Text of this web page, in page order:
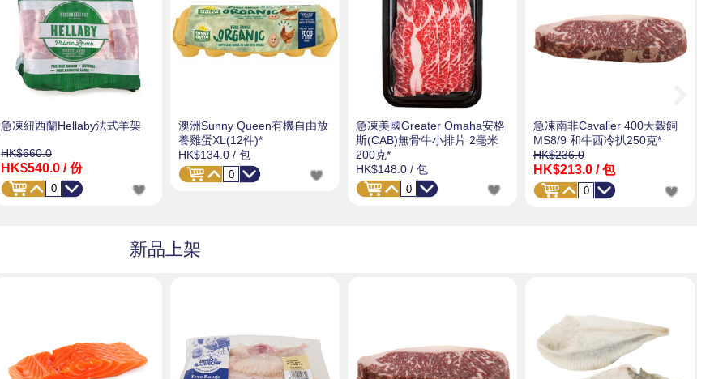
急凍紐西蘭Hellaby法式羊架
HK$660.0
HK$540.0 / 份
澳洲Sunny Queen有機自由放
養雞蛋XL(12件)*
HK$134.0 / 包
急凍美國Greater Omaha安格
斯(CAB)無骨牛小排片 2毫米
200克*
HK$148.0 / 包
急凍南非Cavalier 400天穀飼
MS8/9 和牛西冷扒250克*
HK$236.0
HK$213.0 / 包
新品上架